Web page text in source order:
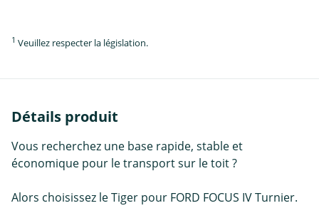
1 Veuillez respecter la législation.
Détails produit
Vous recherchez une base rapide, stable et
économique pour le transport sur le toit ?
Alors choisissez le Tiger pour FORD FOCUS IV Turnier.